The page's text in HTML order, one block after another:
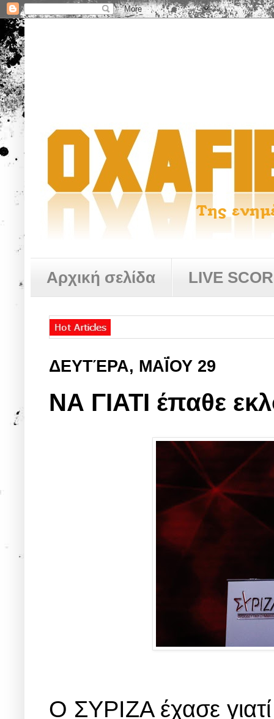
Αρχική σελίδα LIVE
ΔΕΥΤΈΡΑ, ΜΑΪ́ΟΥ 29
ΝΑ ΓΙΑΤΙ έπαθε
Ο ΣΥΡΙΖΑ έχασε